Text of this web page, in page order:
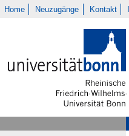
Home Neuzugänge Kontakt